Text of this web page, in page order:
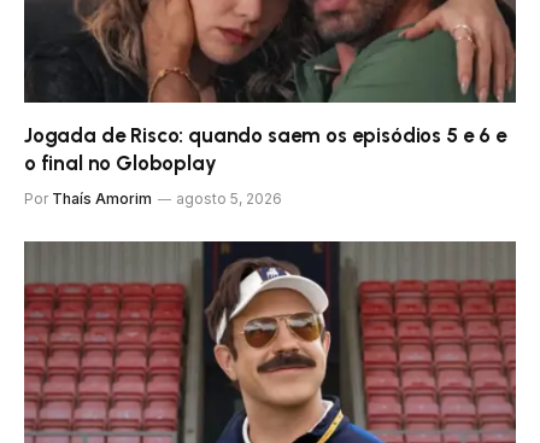
Jogada de Risco: quando saem os episódios 5 e 6 e
o final no Globoplay
Por Thaís Amorim agosto 5, 2026